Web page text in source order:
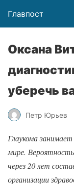
Главпост
Оксана
уберечь
Петр Юрьев
Глаукома
мире.
через 20 лет
организации